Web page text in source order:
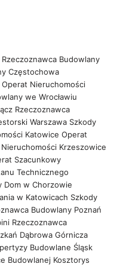
Rzeczoznawca Budowlany
Częstochowa
Operat Nieruchomości
we Wrocławiu
Rzeczoznawca
Warszawa Szkody
Katowice Operat
Krzeszowice
Szacunkowy
Technicznego
Dom w Chorzowie
w Katowicach Szkody
Budowlany Poznań
Rzeczoznawca
Dąbrowa Górnicza
Budowlane Śląsk
Budowlanej Kosztorys